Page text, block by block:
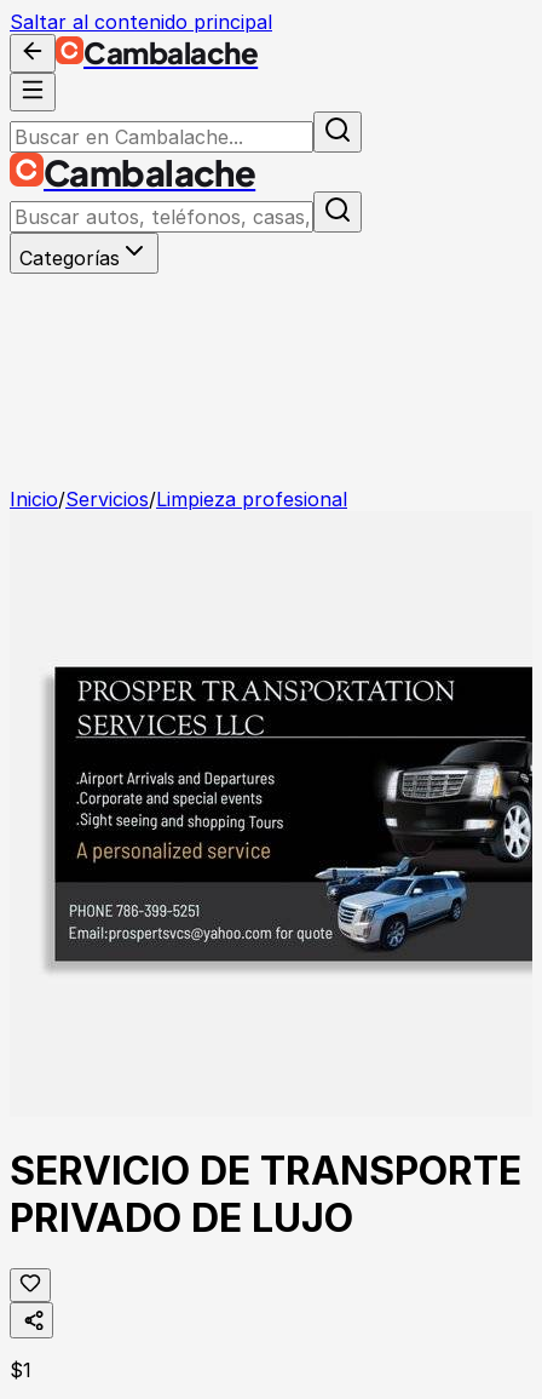
Saltar al contenido principal
Cambalache
Cambalache
Categorías
Inicio/Servicios/Limpieza profesional
SERVICIO DE TRANSPORTE
PRIVADO DE LUJO
$1